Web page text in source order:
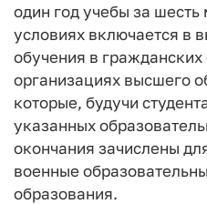
один год учебы за
условиях включается в
обучения в
организациях высшего
которые, будучи
указанных
окончания зачислены
военные
образования.